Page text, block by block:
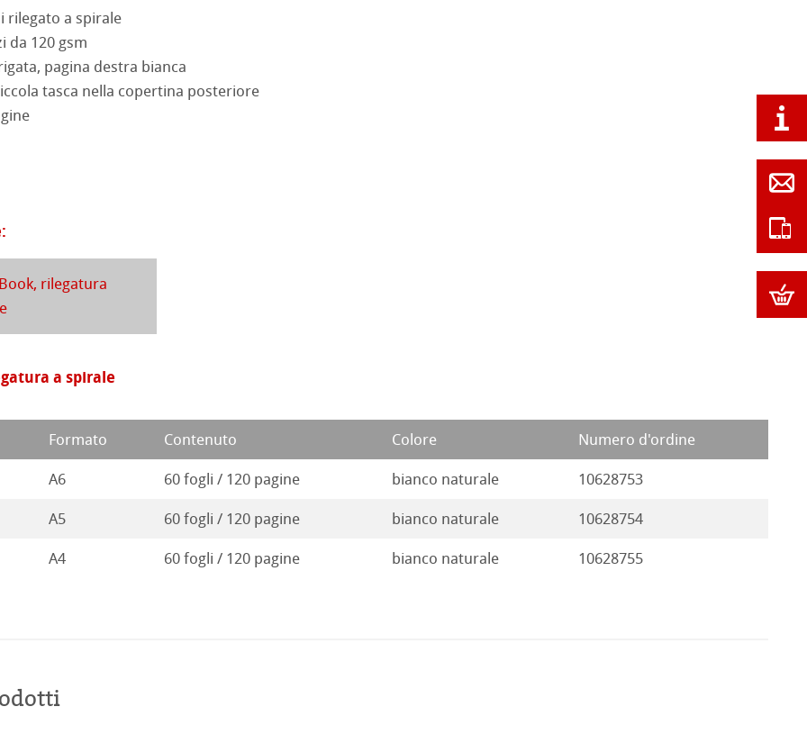
Questions
Watercolour
ad Olio/Acrilico
Illustrazione
Classici
Stella
rilegato a spirale
da 120 gsm
pagina destra bianca
tasca nella copertina posteriore
rilegatura
a spirale
Formato Contenuto Colore Numero d'ordine
A6 60 fogli / 120 pagine bianco naturale 10628753
A5 60 fogli / 120 pagine bianco naturale 10628754
A4 60 fogli / 120 pagine bianco naturale 10628755